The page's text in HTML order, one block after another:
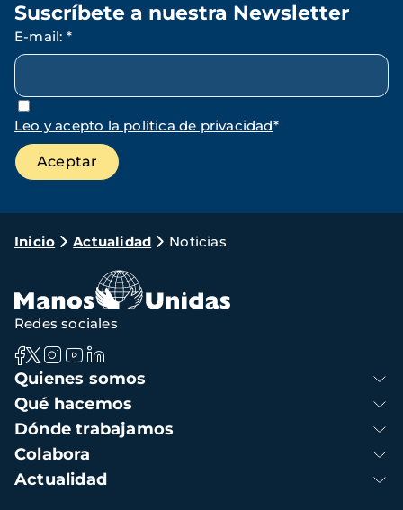
Suscríbete a nuestra Newsletter
E-mail: *
Leo y acepto la política de privacidad*
Ruta
navegación
Inicio Actualidad Noticias
Navegación
principal
Quienes somos
Qué hacemos
Dónde trabajamos
Colabora
Actualidad
Redes sociales